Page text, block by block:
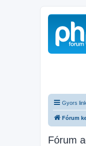
Gyors
Fórum
Fórum